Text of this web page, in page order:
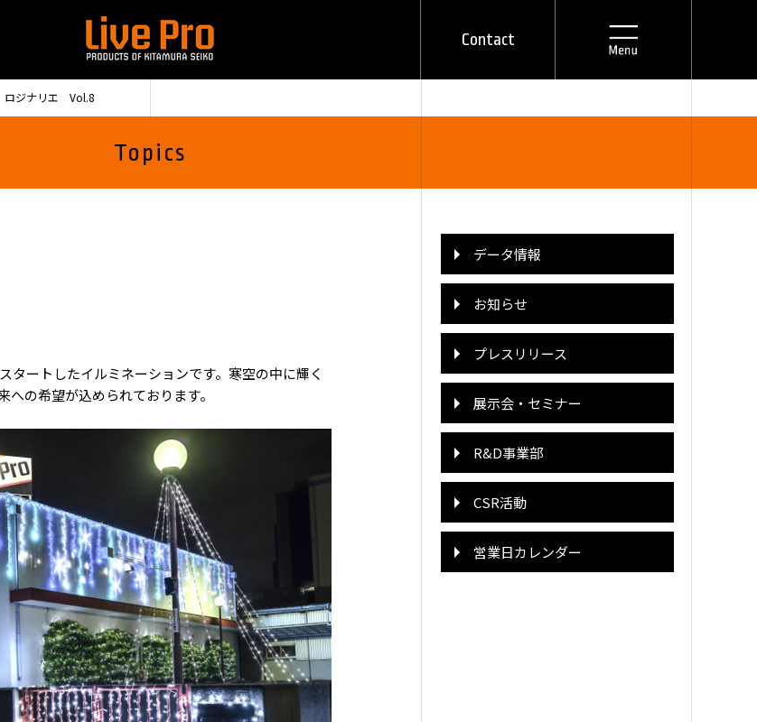
Contact
ジナリエ Vol.8
Topics
タートしたイルミネーションです。寒空の中に輝く
の希望が込められております。
データ情報
お知らせ
プレスリリース
展示会・セミナー
R&D事業部
CSR活動
営業日カレンダー